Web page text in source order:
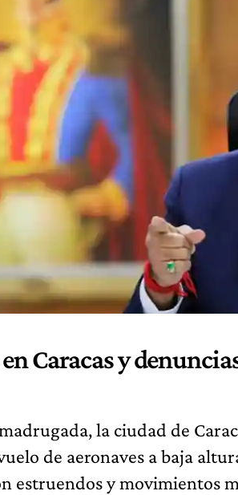
Caracas y
la ciudad de
de aeronaves a baja
estruendos y movimientos